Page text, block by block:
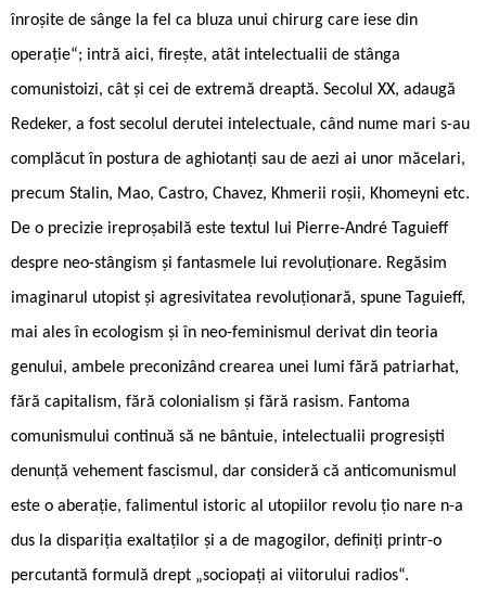
înroșite de sânge la fel ca bluza unui chirurg care iese din
operație“; intră aici, firește, atât intelectualii de stânga
comunistoizi, cât și cei de extremă dreaptă. Secolul XX, adaugă
Redeker, a fost secolul derutei intelectuale, când nume mari s-au
complăcut în postura de aghiotanți sau de aezi ai unor măcelari,
precum Stalin, Mao, Castro, Chavez, Khmerii roșii, Khomeyni etc.
De o precizie ireproșabilă este textul lui Pierre-André Taguieff
despre neo-stângism și fantasmele lui revoluționare. Regăsim
imaginarul utopist și agresivitatea revoluționară, spune Taguieff,
mai ales în ecologism și în neo-feminismul derivat din teoria
genului, ambele preconizând crearea unei lumi fără patriarhat,
fără capitalism, fără colonialism și fără rasism. Fantoma
comunismului continuă să ne bântuie, intelectualii progresiști
denunță vehement fascismul, dar consideră că anticomunismul
este o aberație, falimentul istoric al utopiilor revolu ­țio nare n-a
dus la dispariția exaltaților și a de ­magogilor, definiți printr-o
percutantă formulă drept „sociopați ai viitorului radios“.